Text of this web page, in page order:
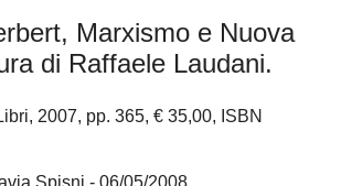
Marxismo e Nuova
di Raffaele Laudani.
2007, pp. 365, € 35,00, ISBN